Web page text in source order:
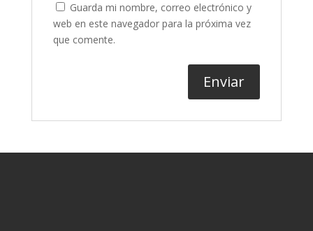
Guarda mi nombre, correo electrónico y
web en este navegador para la próxima vez
que comente.